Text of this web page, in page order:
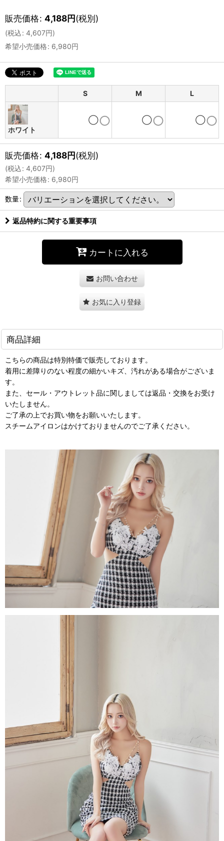
販売価格: 4,188円(税別)
(税込: 4,607円)
希望小売価格: 6,980円
S M L
ホワイト
◯ ◯ ◯
販売価格: 4,188円(税別)
(税込: 4,607円)
希望小売価格: 6,980円
数量:
返品特約に関する重要事項
カートに入れる
お問い合わせ
お気に入り登録
商品詳細
こちらの商品は特別特価で販売しております。
着用に差障りのない程度の細かいキズ、汚れがある場合がございま
す。
また、セール・アウトレット品に関しましては返品・交換をお受け
いたしません。
ご了承の上でお買い物をお願いいたします。
スチームアイロンはかけておりませんのでご了承ください。